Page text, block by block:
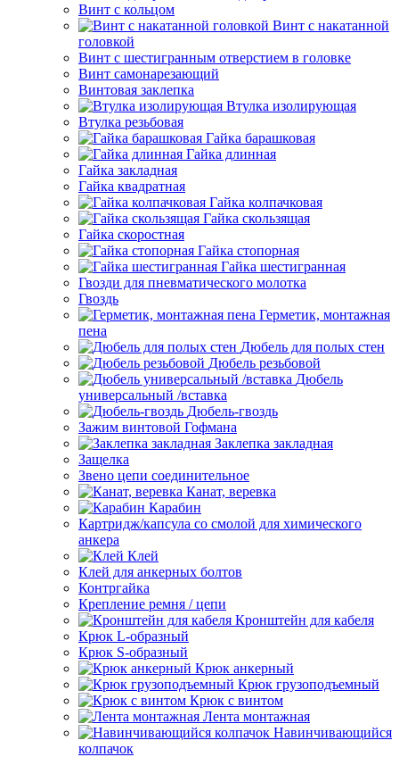
Винт с кольцом
Винт с накатанной
головкой
Винт с шестигранным отверстием в головке
Винт самонарезающий
Винтовая заклепка
Втулка изолирующая
Втулка резьбовая
Гайка барашковая
Гайка длинная
Гайка закладная
Гайка квадратная
Гайка колпачковая
Гайка скользящая
Гайка скоростная
Гайка стопорная
Гайка шестигранная
Гвозди для пневматического молотка
Гвоздь
Герметик, монтажная
пена
Дюбель для полых стен
Дюбель резьбовой
Дюбель
универсальный /вставка
Дюбель-гвоздь
Зажим винтовой Гофмана
Заклепка закладная
Защелка
Звено цепи соединительное
Канат, веревка
Карабин
Картридж/капсула со смолой для химического
анкера
Клей
Клей для анкерных болтов
Контргайка
Крепление ремня / цепи
Кронштейн для кабеля
Крюк L-образный
Крюк S-образный
Крюк анкерный
Крюк грузоподъемный
Крюк с винтом
Лента монтажная
Навинчивающийся
колпачок